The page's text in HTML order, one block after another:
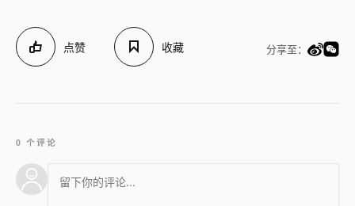
点赞 收藏 分享至：
0 个评论